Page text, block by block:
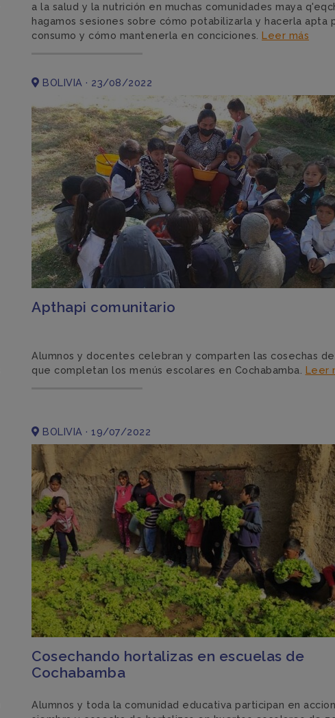
a la salud y la nutrición en muchas comunidades maya
hagamos sesiones sobre cómo potabilizarla y hacerla apta
consumo y cómo mantenerla en conciciones. Leer más
BOLIVIA · 23/08/2022
Apthapi comunitario
Alumnos y docentes celebran y comparten las cosechas
que completan los menús escolares en Cochabamba. Leer
BOLIVIA · 19/07/2022
Cosechando hortalizas en escuelas de
Cochabamba
Alumnos y toda la comunidad educativa participan en